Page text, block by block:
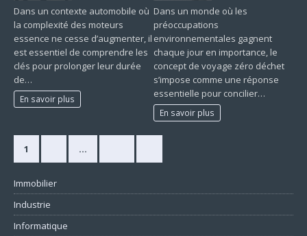
Dans un contexte automobile où
la complexité des moteurs
essence ne cesse d’augmenter, il
est essentiel de comprendre les
clés pour prolonger leur durée
de…
En savoir plus
Dans un monde où les
préoccupations
environnementales gagnent
chaque jour en importance, le
concept de voyage zéro déchet
s’impose comme une réponse
essentielle pour concilier…
En savoir plus
1 …
Immobilier
Industrie
Informatique